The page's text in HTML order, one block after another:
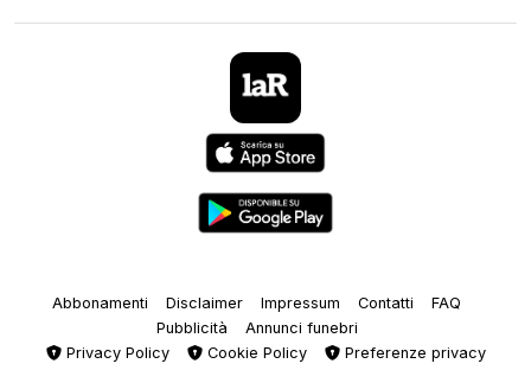
Abbonamenti Disclaimer Impressum Contatti
FAQ
Pubblicità
Annunci funebri
Privacy Policy
Cookie Policy Preferenze privacy